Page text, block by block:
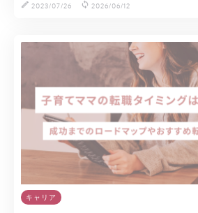
2023/07/26
2026/06/12
キャリア